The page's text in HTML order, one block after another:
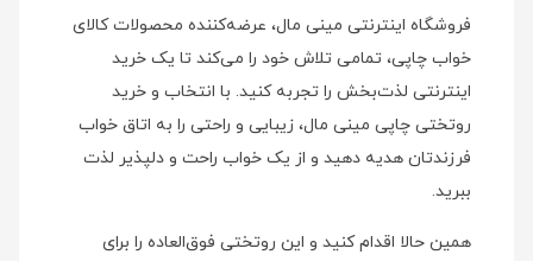
فروشگاه اینترنتی مینی مال، عرضه‌کننده محصولات کالای
خواب چاپی، تمامی تلاش خود را می‌کند تا یک خرید
اینترنتی لذت‌بخش را تجربه کنید. با انتخاب و خرید
روتختی چاپی مینی مال، زیبایی و راحتی را به اتاق خواب
فرزندتان هدیه دهید و از یک خواب راحت و دلپذیر لذت
ببرید.
همین حالا اقدام کنید و این روتختی فوق‌العاده را برای